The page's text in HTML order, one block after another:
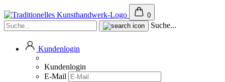
0
Suche...
Kundenlogin
Kundenlogin
E-Mail